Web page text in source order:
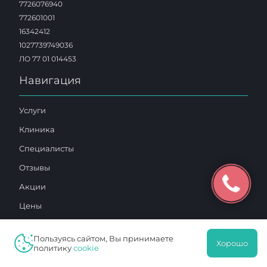
7726076940
772601001
16342412
1027739749036
ЛО 77 01 014453
Навигация
Услуги
Клиника
Специалисты
Отзывы
Акции
Цены
Пользуясь сайтом, Вы принимаете
политикуcookie Хорошо